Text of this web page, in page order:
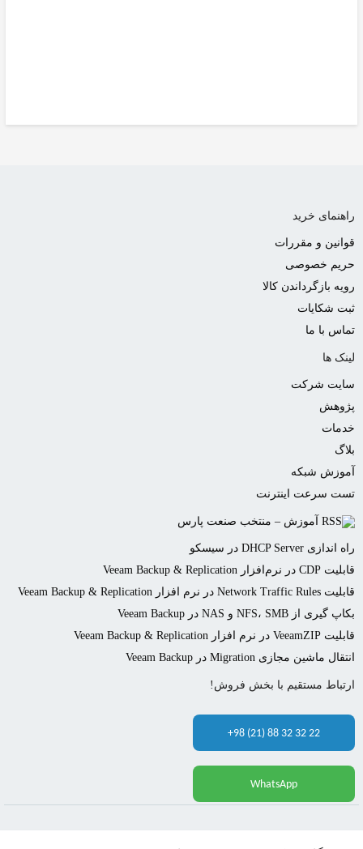
راهنمای خرید
قوانین و مقررات
حریم خصوصی
رویه بازگرداندن کالا
ثبت شکایات
تماس با ما
لینک ها
سایت شرکت
پژوهش
خدمات
بلاگ
آموزش شبکه
تست سرعت اینترنت
آموزش – منتخب صنعت پارس
راه اندازی DHCP Server در سیسکو
قابلیت CDP در نرم‌افزار Veeam Backup & Replication
قابلیت Network Traffic Rules در نرم افزار Veeam Backup & Replication
بکاپ گیری از NFS، SMB و NAS در Veeam Backup
قابلیت VeeamZIP در نرم افزار Veeam Backup & Replication
انتقال ماشین مجازی Migration در Veeam Backup
ارتباط مستقیم با بخش فروش!
+98 (21) 88 32 32 22
WhatsApp